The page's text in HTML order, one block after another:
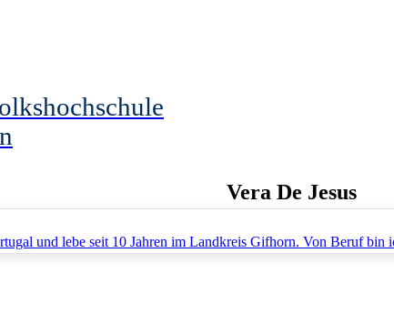
Vera De Jesus
und lebe seit 10 Jahren im Landkreis Gifhorn. Von Beruf